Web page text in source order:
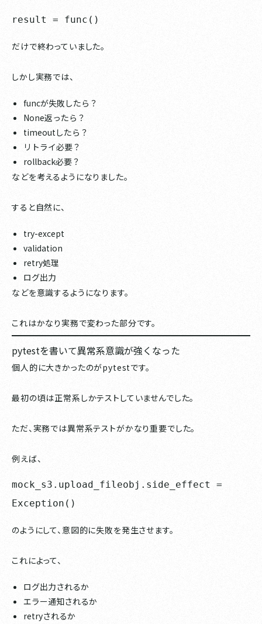
result = func()
だけで終わっていました。
しかし実務では、
funcが失敗したら？
None返ったら？
timeoutしたら？
リトライ必要？
rollback必要？
などを考えるようになりました。
すると自然に、
try-except
validation
retry処理
ログ出力
などを意識するようになります。
これはかなり実務で変わった部分です。
pytestを書いて異常系意識が強くなった
個人的に大きかったのがpytestです。
最初の頃は正常系しかテストしていませんでした。
ただ、実務では異常系テストがかなり重要でした。
例えば、
mock_s3.upload_fileobj.side_effect =
Exception()
のようにして、意図的に失敗を発生させます。
これによって、
ログ出力されるか
エラー通知されるか
retryされるか